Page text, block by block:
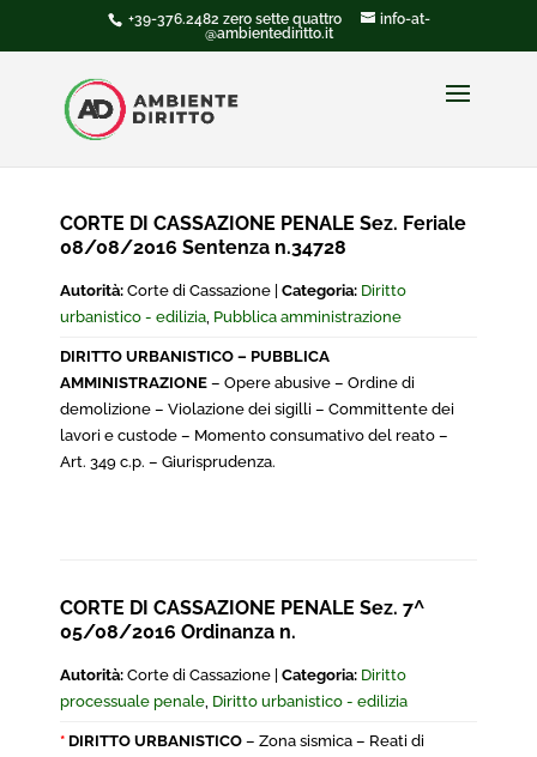
+39-376.2482 zero sette quattro
info-at-
@ambientediritto.it
CORTE DI CASSAZIONE PENALE Sez. Feriale
08/08/2016 Sentenza n.34728
Autorità: Corte di Cassazione | Categoria: Diritto
urbanistico - edilizia, Pubblica amministrazione
DIRITTO URBANISTICO – PUBBLICA
AMMINISTRAZIONE – Opere abusive – Ordine di
demolizione – Violazione dei sigilli – Committente dei
lavori e custode – Momento consumativo del reato –
Art. 349 c.p. – Giurisprudenza.
CORTE DI CASSAZIONE PENALE Sez. 7^
05/08/2016 Ordinanza n.
Autorità: Corte di Cassazione | Categoria: Diritto
processuale penale, Diritto urbanistico - edilizia
* DIRITTO URBANISTICO – Zona sismica – Reati di